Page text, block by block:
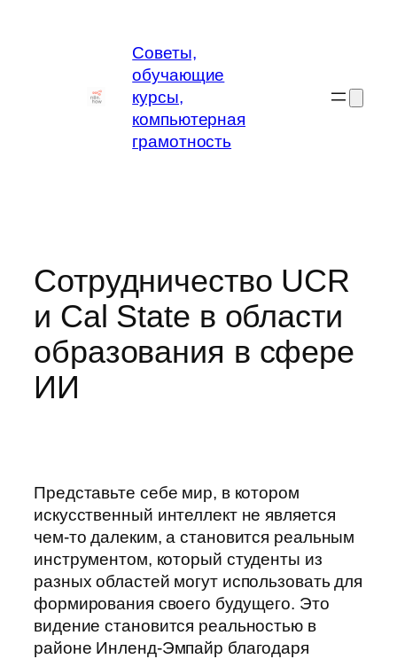
Советы,
обучающие
курсы,
компьютерная
грамотность
Сотрудничество UCR
и Cal State в области
образования в сфере
ИИ
Представьте себе мир, в котором
искусственный интеллект не является
чем-то далеким, а становится реальным
инструментом, который студенты из
разных областей могут использовать для
формирования своего будущего. Это
видение становится реальностью в
районе Инленд-Эмпайр благодаря